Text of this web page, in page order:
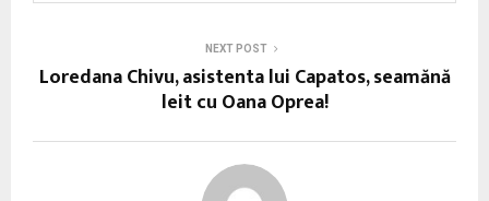
NEXT POST
Loredana Chivu, asistenta lui Capatos, seamănă
leit cu Oana Oprea!